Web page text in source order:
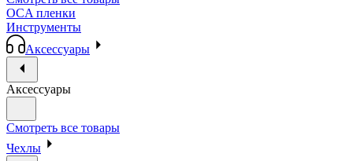
OCA пленки
Инструменты
Аксессуары
Аксессуары
Смотреть все товары
Чехлы